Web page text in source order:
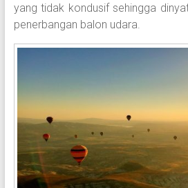
yang tidak kondusif sehingga
penerbangan balon udara.